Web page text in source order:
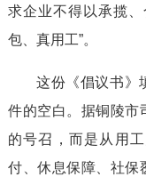
求企业不得以承揽
包、真用工”。
这份《倡议书》
件的空白。据铜陵市
的号召，而是从用
付、休息保障、社保